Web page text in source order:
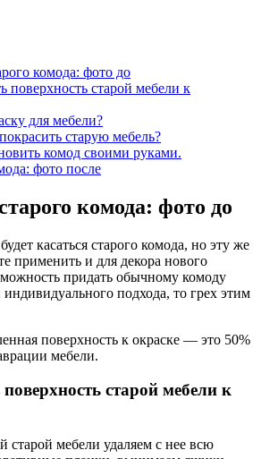
комода: фото до
поверхность старой мебели к
для мебели?
старую мебель?
комод своими руками.
фото после
комода: фото до
касаться старого комода, но эту же
применить и для декора нового
придать обычному комоду
подхода, то грех этим
поверхность к окраске — это 50%
мебели.
старой мебели к
старой мебели удаляем с нее всю